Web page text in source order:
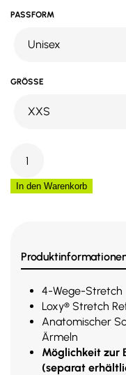
PASSFORM
GRÖSSE
Dynamic
Softshelljacke
HiVis
In den Warenkorb
4-Wege-Stretch
Loxy® Stretch
Anatomischer
Ärmeln
Möglichkeit zur
(separat